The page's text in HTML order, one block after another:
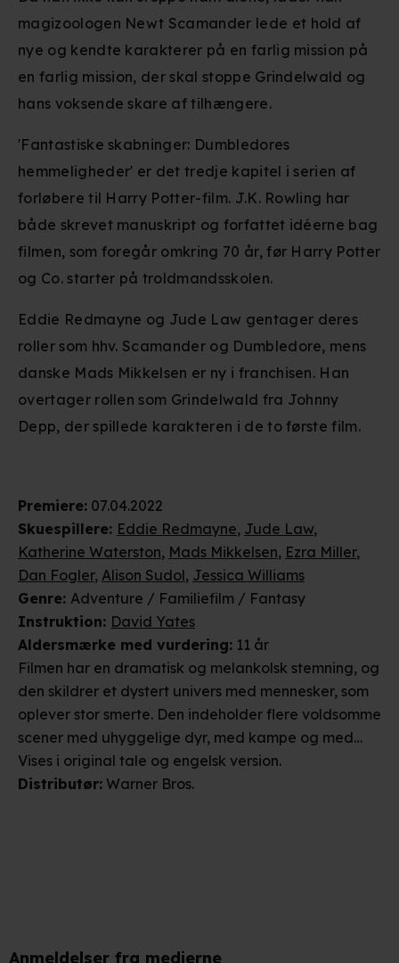
Anmeldelser fra medierne
Premiere: 07.04.2022
Skuespillere: Eddie Redmayne, Jude Law,
Katherine Waterston, Mads Mikkelsen, Ezra Miller,
Dan Fogler, Alison Sudol, Jessica Williams
Genre: Adventure / Familiefilm / Fantasy
Instruktion: David Yates
Aldersmærke med vurdering: 11 år
Filmen har en dramatisk og melankolsk stemning, og
den skildrer et dystert univers med mennesker, som
oplever stor smerte. Den indeholder flere voldsomme
scener med uhyggelige dyr, med kampe og med
fare. Da der også er mange rolige passager med
varme og humor, vurderes den kun at kunne virke
Vises i original tale og engelsk version.
Distributør: Warner Bros.
magizoologen Newt Scamander lede et hold af
nye og kendte karakterer på en farlig mission på
en farlig mission, der skal stoppe Grindelwald og
hans voksende skare af tilhængere.
'Fantastiske skabninger: Dumbledores
hemmeligheder' er det tredje kapitel i serien af
forløbere til Harry Potter-film. J.K. Rowling har
både skrevet manuskript og forfattet idéerne bag
filmen, som foregår omkring 70 år, før Harry Potter
og Co. starter på troldmandsskolen.
Eddie Redmayne og Jude Law gentager deres
roller som hhv. Scamander og Dumbledore, mens
danske Mads Mikkelsen er ny i franchisen. Han
overtager rollen som Grindelwald fra Johnny
Depp, der spillede karakteren i de to første film.